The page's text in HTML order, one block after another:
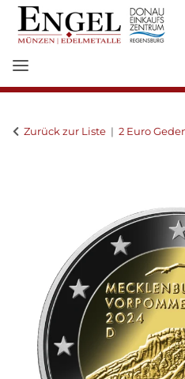
Zurück zur Liste 2 Euro